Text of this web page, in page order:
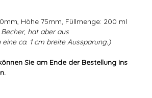
Höhe 75mm, Füllmenge: 200 ml
hat aber aus
ca. 1 cm breite Aussparung.)
Sie am Ende der Bestellung ins